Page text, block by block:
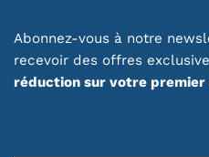
Abonnez-vous à notre
recevoir des offres
réduction sur votre premier